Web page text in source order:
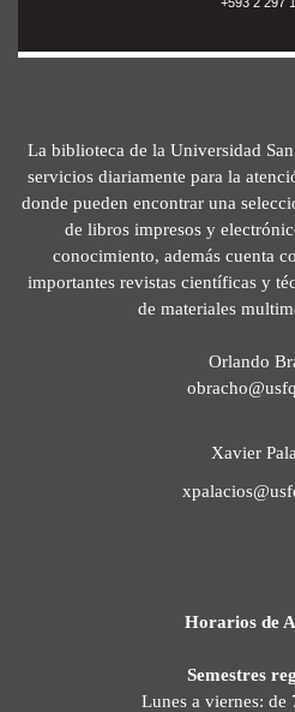
La biblioteca de la Universidad
servicios diariamente para la
donde pueden encontrar una
de libros impresos y
conocimiento, además cuenta
importantes revistas científicas y
de materiales
Orlando
Xavier
Horarios de
Semestres
Lunes a viernes: de